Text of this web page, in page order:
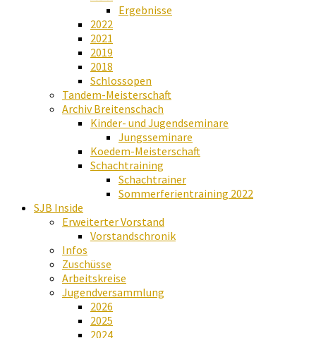
Ergebnisse
2022
2021
2019
2018
Schlossopen
Tandem-Meisterschaft
Archiv Breitenschach
Kinder- und Jugendseminare
Jungsseminare
Koedem-Meisterschaft
Schachtraining
Schachtrainer
Sommerferientraining 2022
SJB Inside
Erweiterter Vorstand
Vorstandschronik
Infos
Zuschüsse
Arbeitskreise
Jugendversammlung
2026
2025
2024